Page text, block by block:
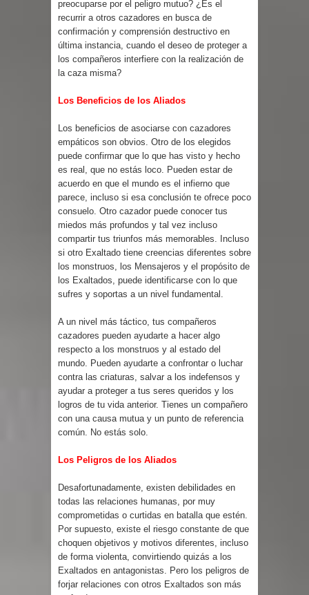
preocuparse por el peligro mutuo? ¿Es el
recurrir a otros cazadores en busca de
confirmación y comprensión destructivo en
última instancia, cuando el deseo de proteger a
los compañeros interfiere con la realización de
la caza misma?
Los Beneficios de los Aliados
Los beneficios de asociarse con cazadores
empáticos son obvios. Otro de los elegidos
puede confirmar que lo que has visto y hecho
es real, que no estás loco. Pueden estar de
acuerdo en que el mundo es el infierno que
parece, incluso si esa conclusión te ofrece poco
consuelo. Otro cazador puede conocer tus
miedos más profundos y tal vez incluso
compartir tus triunfos más memorables. Incluso
si otro Exaltado tiene creencias diferentes sobre
los monstruos, los Mensajeros y el propósito de
los Exaltados, puede identificarse con lo que
sufres y soportas a un nivel fundamental.
A un nivel más táctico, tus compañeros
cazadores pueden ayudarte a hacer algo
respecto a los monstruos y al estado del
mundo. Pueden ayudarte a confrontar o luchar
contra las criaturas, salvar a los indefensos y
ayudar a proteger a tus seres queridos y los
logros de tu vida anterior. Tienes un compañero
con una causa mutua y un punto de referencia
común. No estás solo.
Los Peligros de los Aliados
Desafortunadamente, existen debilidades en
todas las relaciones humanas, por muy
comprometidas o curtidas en batalla que estén.
Por supuesto, existe el riesgo constante de que
choquen objetivos y motivos diferentes, incluso
de forma violenta, convirtiendo quizás a los
Exaltados en antagonistas. Pero los peligros de
forjar relaciones con otros Exaltados son más